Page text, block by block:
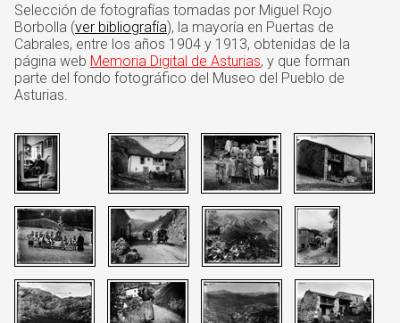
Selección de fotografías tomadas por Miguel Rojo
Borbolla (ver bibliografía), la mayoría en Puertas de
Cabrales, entre los años 1904 y 1913, obtenidas de la
página web Memoria Digital de Asturias, y que forman
parte del fondo fotográfico del Museo del Pueblo de
Asturias.